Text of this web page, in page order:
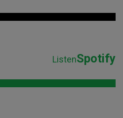
ListenSpotify